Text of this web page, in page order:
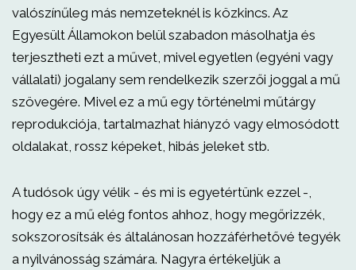
valószínűleg más nemzeteknél is közkincs. Az
Egyesült Államokon belül szabadon másolhatja és
terjesztheti ezt a művet, mivel egyetlen (egyéni vagy
vállalati) jogalany sem rendelkezik szerzői joggal a mű
szövegére. Mivel ez a mű egy történelmi műtárgy
reprodukciója, tartalmazhat hiányzó vagy elmosódott
oldalakat, rossz képeket, hibás jeleket stb.
A tudósok úgy vélik - és mi is egyetértünk ezzel -,
hogy ez a mű elég fontos ahhoz, hogy megőrizzék,
sokszorosítsák és általánosan hozzáférhetővé tegyék
a nyilvánosság számára. Nagyra értékeljük a